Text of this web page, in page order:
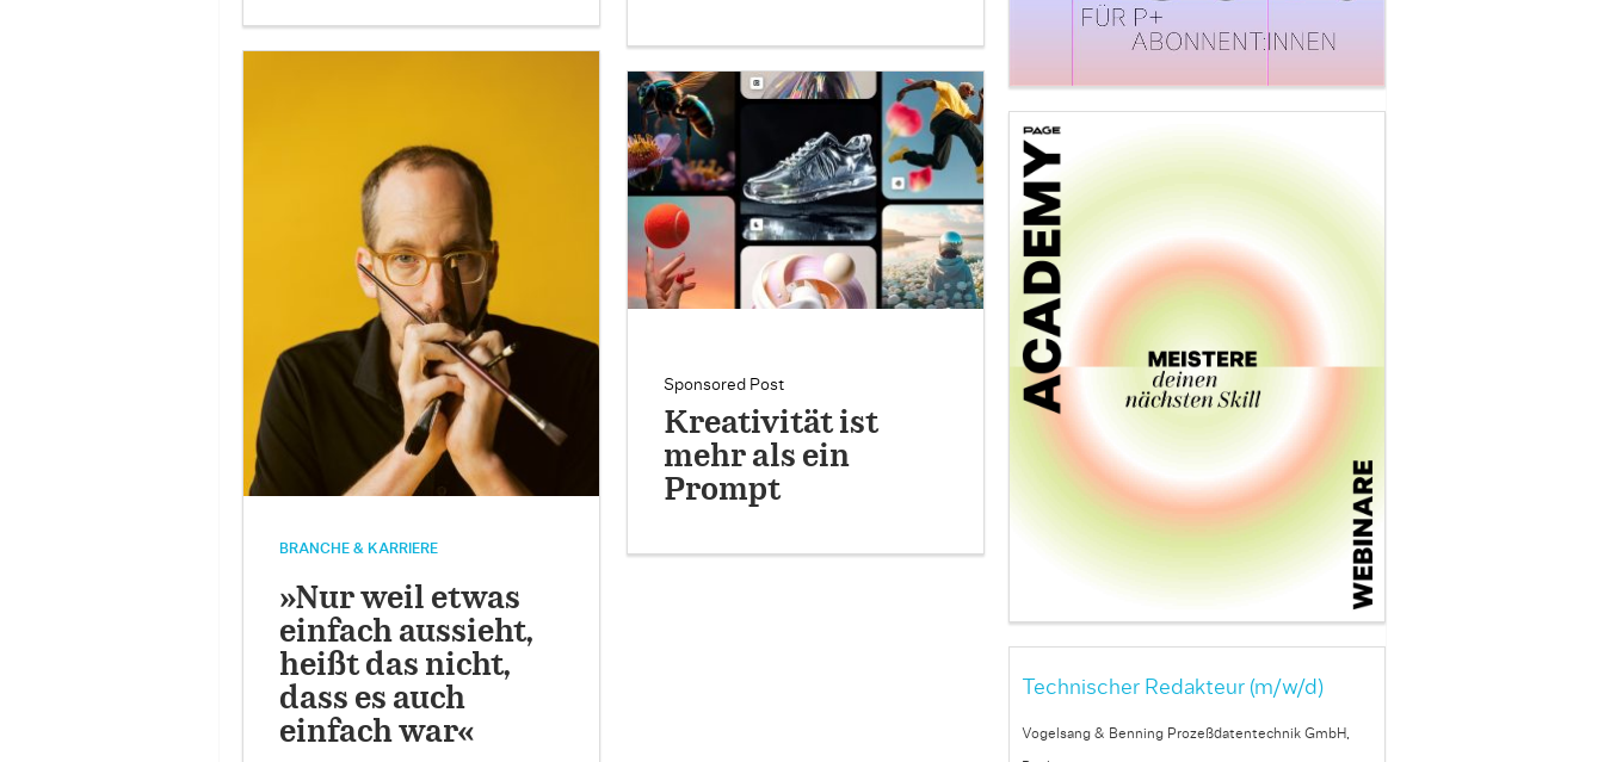
BRANCHE & KARRIERE
»Nur weil etwas
einfach aussieht,
heißt das nicht,
dass es auch
einfach war«
Sponsored Post
Kreativität ist
mehr als ein
Prompt
Technischer Redakteur (m/w/d)
Vogelsang & Benning Prozeßdatentechnik GmbH,